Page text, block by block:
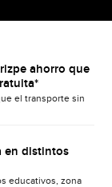
ahorro que
el transporte sin
en distintos
educativos, zona